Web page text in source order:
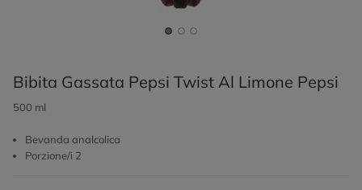
Bibita Gassata Pepsi Twist Al Limone Pepsi
500 ml
Bevanda analcolica
Porzione/i 2